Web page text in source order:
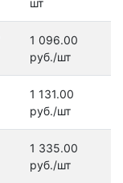
шт
1 096.00
руб./шт
1 131.00
руб./шт
1 335.00
руб./шт